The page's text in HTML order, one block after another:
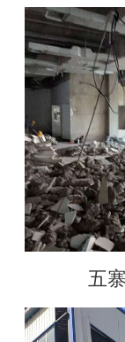
五